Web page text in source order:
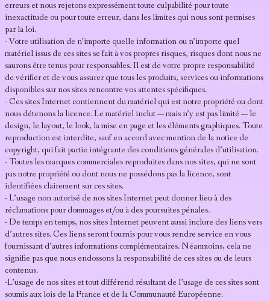
erreurs et nous rejetons expressément toute culpabilité pour toute
inexactitude ou pour toute erreur, dans les limites qui nous sont permises
par la loi.
- Votre utilisation de n’importe quelle information ou n’importe quel
matériel issus de ces sites se fait à vos propres risques, risques dont nous ne
saurons être tenus pour responsables. Il est de votre propre responsabilité
de vérifier et de vous assurer que tous les produits, services ou informations
disponibles sur nos sites rencontre vos attentes spécifiques.
- Ces sites Internet contiennent du matériel qui est notre propriété ou dont
nous détenons la licence. Le matériel inclut — mais n’y est pas limité — le
design, le layout, le look, la mise en page et les éléments graphiques. Toute
reproduction est interdite, sauf en accord avec mention de la notice de
copyright, qui fait partie intégrante des conditions générales d’utilisation.
- Toutes les marques commerciales reproduites dans nos sites, qui ne sont
pas notre propriété ou dont nous ne possédons pas la licence, sont
identifiées clairement sur ces sites.
- L’usage non autorisé de nos sites Internet peut donner lieu à des
réclamations pour dommages et/ou à des poursuites pénales.
- De temps en temps, nos sites Internet peuvent aussi inclure des liens vers
d’autres sites. Ces liens seront fournis pour vous rendre service en vous
fournissant d’autres informations complémentaires. Néanmoins, cela ne
signifie pas que nous endossons la responsabilité de ces sites ou de leurs
contenus.
-L’usage de nos sites et tout différend résultant de l’usage de ces sites sont
soumis aux lois de la France et de la Communauté Européenne.